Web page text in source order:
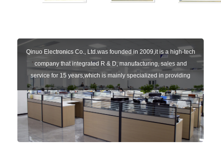
Qinuo Electronics Co., Ltd.was founded in 2009,it is a high-tech
company that integrated R & D, manufacturing, sales and
service for 15 years,which is mainly specialized in providing
sensors of automatic door, control system of door and gate, car
key remote, auto parts etc. The company currently has four
independent brands: U-CONTROL, U-SENSORS, U-
AUTOGATES and U-AUTOKEYS.